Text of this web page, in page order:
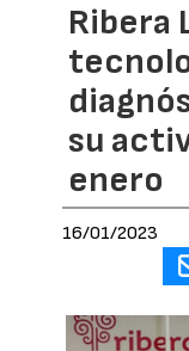
Ribera
su
enero
16/01/2023